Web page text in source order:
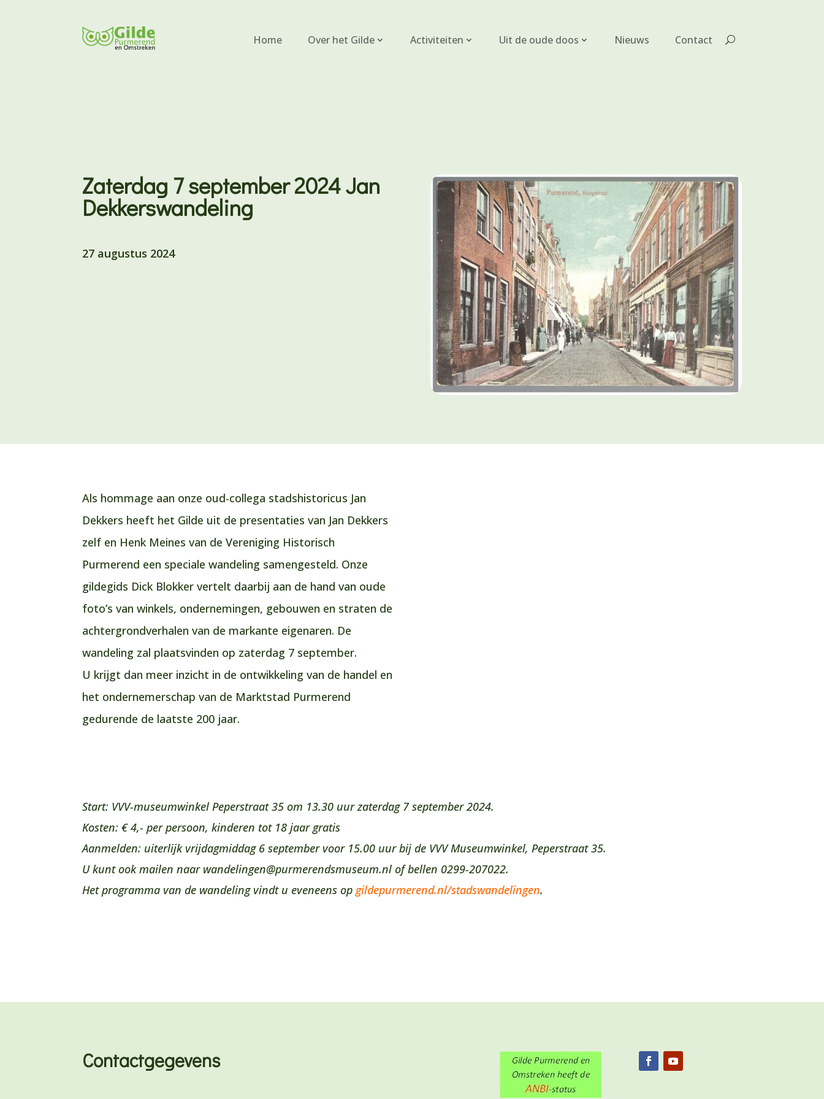
Home Over het Gilde Activiteiten Uit de oude doos Nieuws Contact
Zaterdag 7 september 2024 Jan
Dekkerswandeling
27 augustus 2024
Als hommage aan onze oud-collega stadshistoricus Jan
Dekkers heeft het Gilde uit de presentaties van Jan Dekkers
zelf en Henk Meines van de Vereniging Historisch
Purmerend een speciale wandeling samengesteld. Onze
gildegids Dick Blokker vertelt daarbij aan de hand van oude
foto’s van winkels, ondernemingen, gebouwen en straten de
achtergrondverhalen van de markante eigenaren. De
wandeling zal plaatsvinden op zaterdag 7 september.
U krijgt dan meer inzicht in de ontwikkeling van de handel en
het ondernemerschap van de Marktstad Purmerend
gedurende de laatste 200 jaar.
Start: VVV-museumwinkel Peperstraat 35 om 13.30 uur zaterdag 7 september 2024.
Kosten: € 4,- per persoon, kinderen tot 18 jaar gratis
Aanmelden: uiterlijk vrijdagmiddag 6 september voor 15.00 uur bij de VVV Museumwinkel, Peperstraat 35.
U kunt ook mailen naar wandelingen@purmerendsmuseum.nl of bellen 0299-207022.
Het programma van de wandeling vindt u eveneens opgildepurmerend.nl/stadswandelingen.
Contactgegevens